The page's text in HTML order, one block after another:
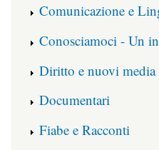
Comunicazione e
Conosciamoci - Un
Diritto e nuovi media
Documentari
Fiabe e Racconti